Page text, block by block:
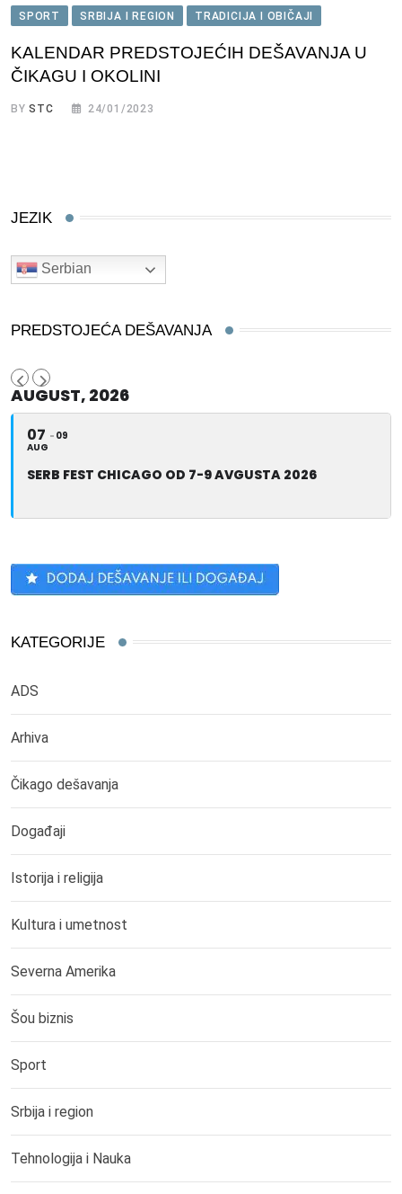
SPORT SRBIJA I REGION TRADICIJA I OBIČAJI
KALENDAR PREDSTOJEĆIH DEŠAVANJA U
ČIKAGU I OKOLINI
BYSTC 24/01/2023
JEZIK
Serbian
PREDSTOJEĆA DEŠAVANJA
AUGUST, 2026
07
AUG
09
SERB FEST CHICAGO OD 7-9 AVGUSTA 2026
KATEGORIJE
ADS
Arhiva
Čikago dešavanja
Događaji
Istorija i religija
Kultura i umetnost
Severna Amerika
Šou biznis
Sport
Srbija i region
Tehnologija i Nauka